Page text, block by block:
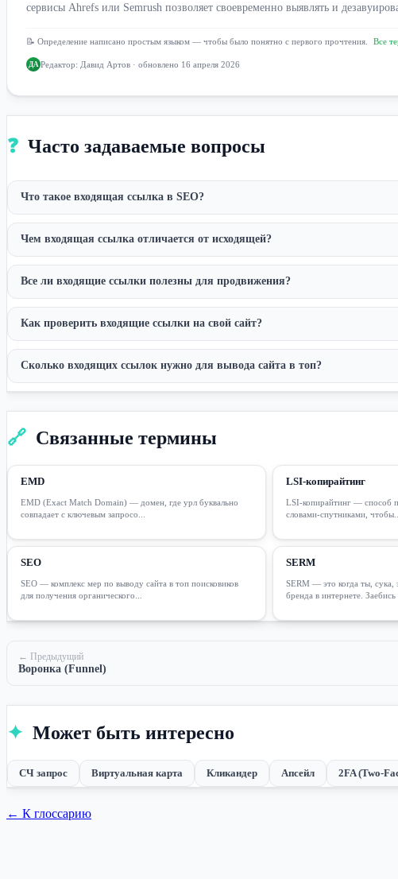
сервисы Ahrefs или Semrush позволяет своевременно выявлять и
📝 Определение написано простым языком — чтобы было понятно с первого прочтения. Все
ДА Редактор: Давид Артов · обновлено 16 апреля 2026
❓ Часто задаваемые вопросы
Что такое входящая ссылка в SEO?
Чем входящая ссылка отличается от исходящей?
Все ли входящие ссылки полезны для продвижения?
Как проверить входящие ссылки на свой сайт?
Сколько входящих ссылок нужно для вывода сайта в топ?
🔗 Связанные термины
EMD
EMD (Exact Match Domain) — домен, где урл буквально
совпадает с ключевым запросо...
LSI-копирайтинг
LSI-копирайтинг — способ
словами-спутниками, чтобы...
SEO
SEO — комплекс мер по выводу сайта в топ поисковиков
для получения органического...
SERM
SERM — это когда ты, сука,
бренда в интернете. Заебись
← Предыдущий
Воронка (Funnel)
✦ Может быть интересно
СЧ запрос Виртуальная карта Кликандер Апсейл 2FA (Two-
← К глоссарию